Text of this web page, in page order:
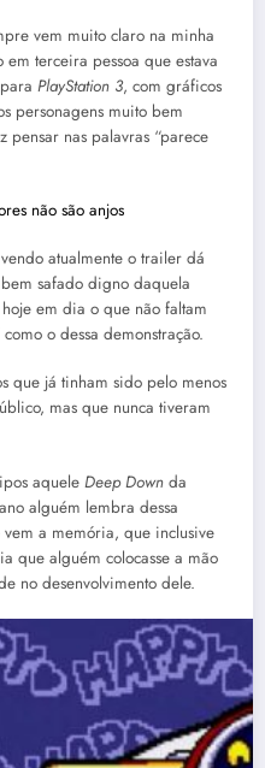
vem muito claro na minha
terceira pessoa que estava
PlayStation 3, com gráficos
personagens muito bem
nas palavras “parece
não são anjos
atualmente o trailer dá
safado digno daquela
em dia o que não faltam
o dessa demonstração.
que já tinham sido pelo menos
mas que nunca tiveram
aquele Deep Down da
alguém lembra dessa
a memória, que inclusive
que alguém colocasse a mão
no desenvolvimento dele.